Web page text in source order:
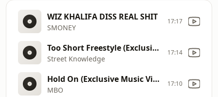
WIZ KHALIFA DISS REAL SHIT
SMONEY
17:17
Too Short Freestyle (Exclusive Music Video) || Dir. Rob Marley [ZaF17KlVCMI]
Street Knowledge
17:14
Hold On (Exclusive Music Video) Dir. Exclusive Visionz
MBO
17:10